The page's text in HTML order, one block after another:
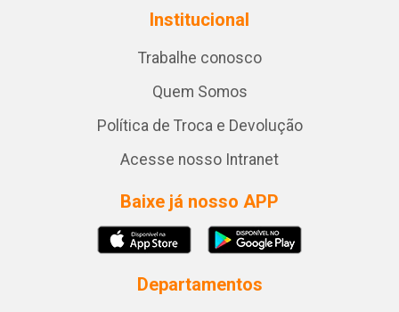
Institucional
Trabalhe conosco
Quem Somos
Política de Troca e Devolução
Acesse nosso Intranet
Baixe já nosso APP
Departamentos